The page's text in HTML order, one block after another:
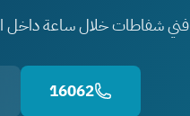
فني شفاطات خلال ساعة داخل
16062